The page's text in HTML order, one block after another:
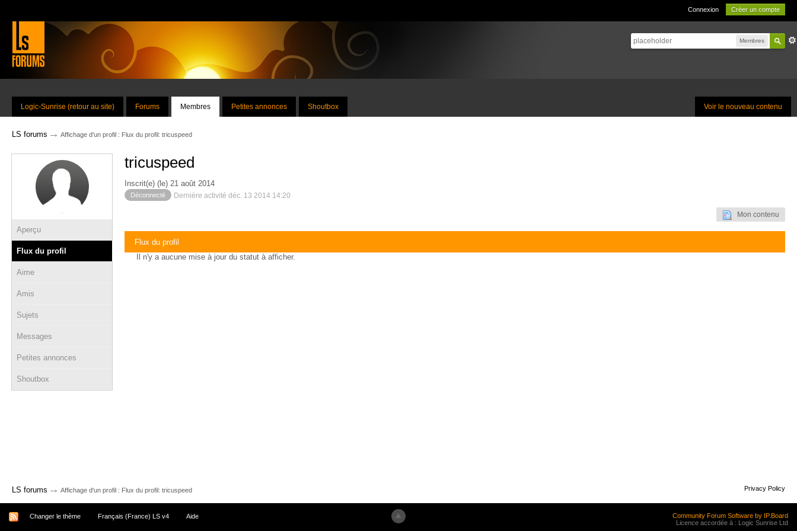
Connexion Créer un compte
Membres
Voir le nouveau contenu
Logic-Sunrise (retour au site) Forums Membres Petites annonces Shoutbox
LS forums → Affichage d'un profil : Flux du profil: tricuspeed
Aperçu
Flux du profil
Aime
Amis
Sujets
Messages
Petites annonces
Shoutbox
tricuspeed
Inscrit(e) (le) 21 août 2014
Déconnecté Dernière activité déc. 13 2014 14:20
Mon contenu
Flux du profil
Il n'y a aucune mise à jour du statut à afficher.
LS forums → Affichage d'un profil : Flux du profil: tricuspeed Privacy Policy
Changer le thème Français (France) LS v4 Aide
Community Forum Software by IP.Board
Licence accordée à : Logic Sunrise Ltd